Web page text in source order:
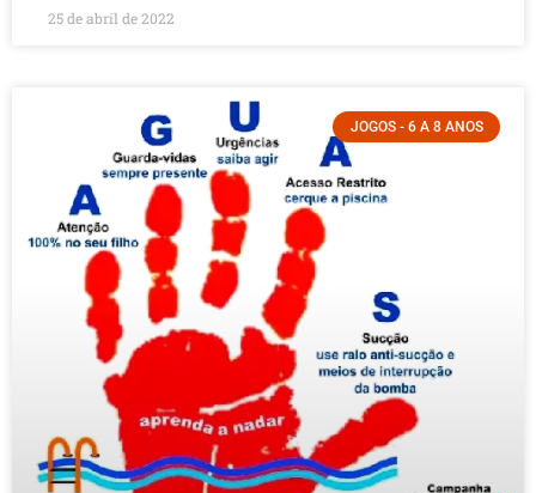
25 de abril de 2022
JOGOS - 6 A 8 ANOS